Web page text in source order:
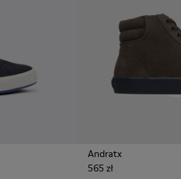
tekstylne sneakersy Dla
- Czarne tekstylne sneakersy Dla
020 - Zielone tekstylne
- K100158-011 - Blue
Andratx
565 zł